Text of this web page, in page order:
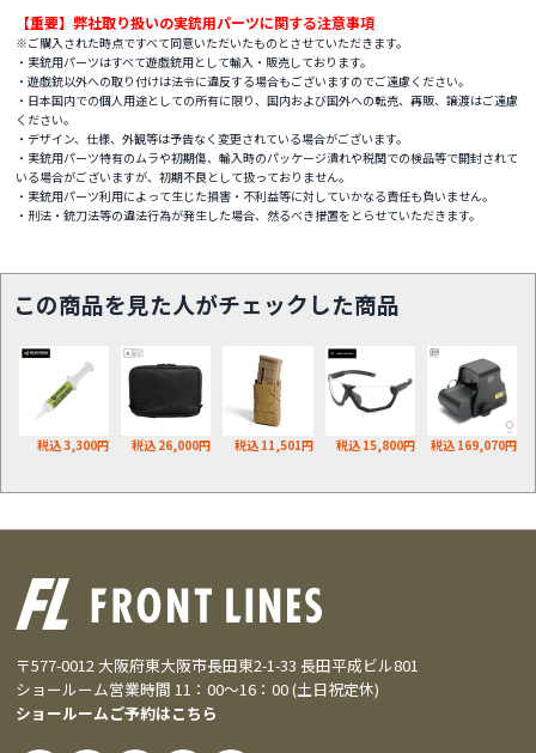
【重要】弊社取り扱いの実銃用パーツに関する注意事項
※ご購入された時点ですべて同意いただいたものとさせていただきます。
・実銃用パーツはすべて遊戯銃用として輸入・販売しております。
・遊戯銃以外への取り付けは法令に違反する場合もございますのでご遠慮ください。
・日本国内での個人用途としての所有に限り、国内および国外への転売、再販、譲渡はご遠慮
ください。
・デザイン、仕様、外観等は予告なく変更されている場合がございます。
・実銃用パーツ特有のムラや初期傷、輸入時のパッケージ潰れや税関での検品等で開封されて
いる場合がございますが、初期不良として扱っておりません。
・実銃用パーツ利用によって生じた損害・不利益等に対していかなる責任も負いません。
・刑法・銃刀法等の違法行為が発生した場合、然るべき措置をとらせていただきます。
この商品を見た人がチェックした商品
税込 3,300円 税込 26,000円 税込 11,501円 税込 15,800円 税込 169,070円
〒577-0012 大阪府東大阪市長田東2-1-33 長田平成ビル801
ショールーム営業時間 11：00～16：00 (土日祝定休)
ショールームご予約はこちら